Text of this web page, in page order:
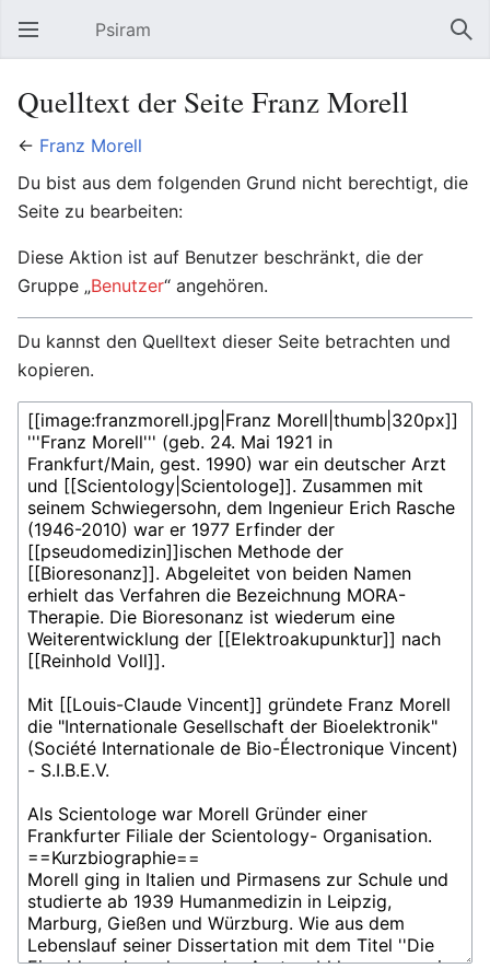
Hauptmenü öffnen Psiram
Quelltext der Seite Franz Morell
← Franz Morell
Du bist aus dem folgenden Grund nicht berechtigt, die
Seite zu bearbeiten:
Diese Aktion ist auf Benutzer beschränkt, die der
Gruppe „Benutzer“ angehören.
Du kannst den Quelltext dieser Seite betrachten und
kopieren.